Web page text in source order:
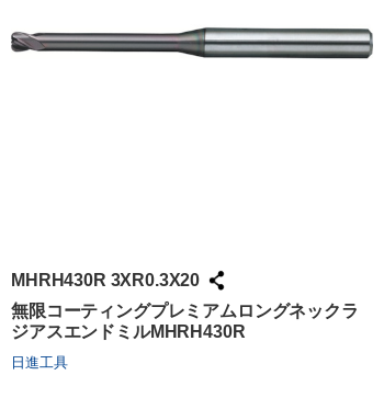
MHRH430R 3XR0.3X20
無限コーティングプレミアムロングネックラ
ジアスエンドミルMHRH430R
日進工具